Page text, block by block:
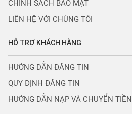
CHÍNH SÁCH BẢO MẬT
LIÊN HỆ VỚI CHÚNG TÔI
HỖ TRỢ KHÁCH HÀNG
HƯỚNG DẪN ĐĂNG TIN
QUY ĐỊNH ĐĂNG TIN
HƯỚNG DẪN NẠP VÀ CHUYỂN TIỀN